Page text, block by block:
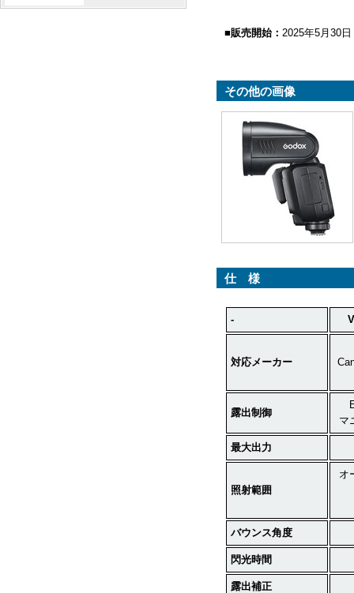
■販売開始： 2025年5月30日
その他の画像
仕 様
-
対応メーカー
露出制御
マ
最大出力
照射範囲
オ
バウンス角度
閃光時間
露出補正